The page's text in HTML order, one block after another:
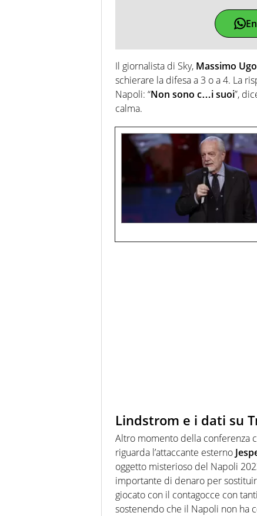
Il giornalista di Sky, Massimo
schierare la difesa a 3 o a 4. La
Napoli: “Non sono c…i suoi”,
calma.
Lindstrom e i dati su
Altro momento della conferenza
riguarda l’attaccante esterno
oggetto misterioso del Napoli
importante di denaro per
giocato con il contagocce con
sostenendo che il Napoli non ha